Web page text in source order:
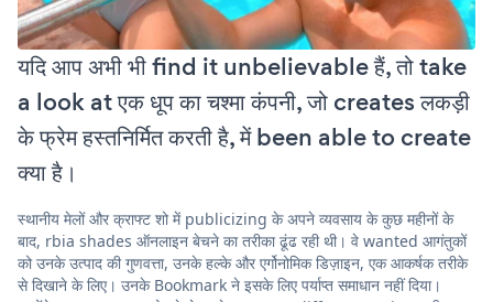
यदि आप अभी भी find it unbelievable हैं, तो take
a look at एक धूप का चश्मा कंपनी, जो creates लकड़ी
के फ्रेम हस्तनिर्मित करती है, में been able to create
क्या है।
स्थानीय मेलों और क्राफ्ट शो में publicizing के अपने व्यवसाय के कुछ महीनों के
बाद, rbia shades ऑनलाइन बेचने का तरीका ढूंढ रही थी। वे wanted आगंतुकों
को उनके उत्पाद की गुणवत्ता, उनके हल्के और एर्गोनोमिक डिज़ाइन, एक आकर्षक तरीके
से दिखाने के लिए। उनके Bookmark ने इसके लिए पर्याप्त समाधान नहीं दिया।